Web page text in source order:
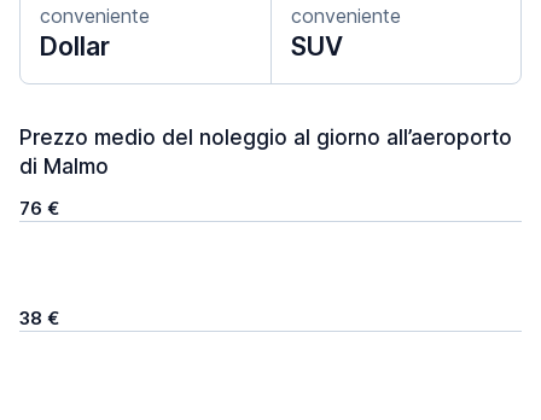
conveniente
Dollar
conveniente
SUV
Prezzo medio del noleggio al giorno all’aeroporto
di Malmo
76 €
38 €